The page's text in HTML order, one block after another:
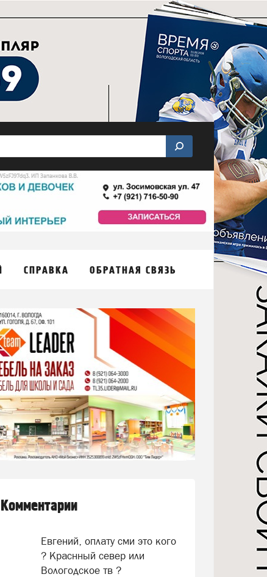
СПРАВКА ОБРАТНАЯ СВЯЗЬ
Комментарии
Евгений, оплату сми это кого
? Краснный север или
Вологодское тв ?